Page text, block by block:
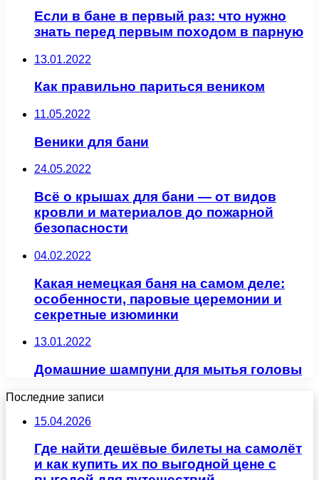
Если в бане в первый раз: что нужно
знать перед первым походом в парную
13.01.2022
Как правильно париться веником
11.05.2022
Веники для бани
24.05.2022
Всё о крышах для бани — от видов
кровли и материалов до пожарной
безопасности
04.02.2022
Какая немецкая баня на самом деле:
особенности, паровые церемонии и
секретные изюминки
13.01.2022
Домашние шампуни для мытья головы
Последние записи
15.04.2026
Где найти дешёвые билеты на самолёт
и как купить их по выгодной цене с